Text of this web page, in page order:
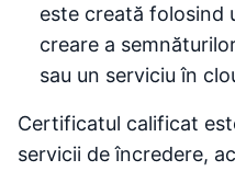
este creată folosind
creare a
sau un serviciu în
Certificatul calificat
servicii de încredere,